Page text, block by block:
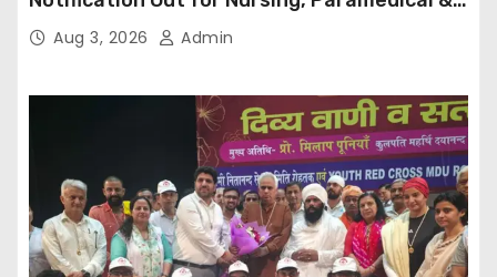
Supporting Staff Posts, Apply Through Email
Aug 3, 2026 Admin